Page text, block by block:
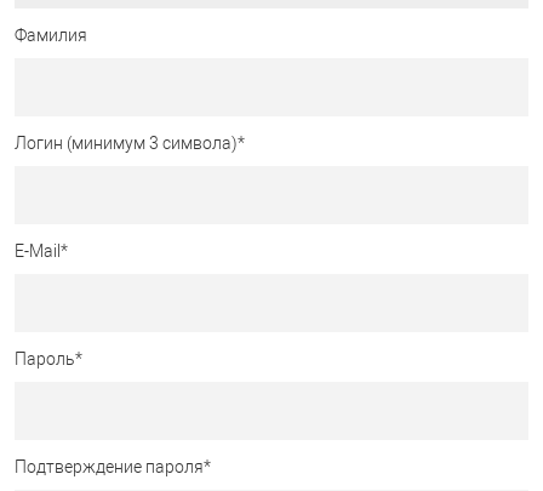
Фамилия
Логин (минимум 3 символа)*
E-Mail *
Пароль*
Подтверждение пароля*